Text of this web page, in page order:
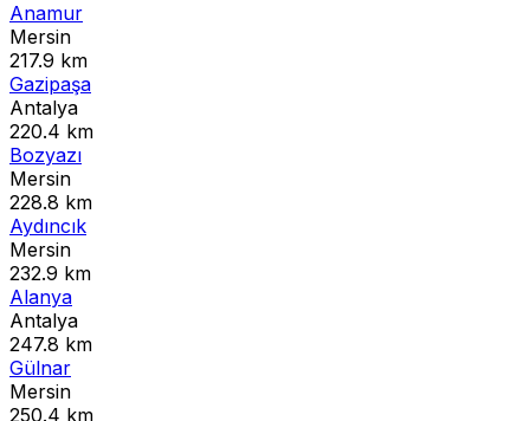
Anamur
Mersin
217.9 km
Gazipaşa
Antalya
220.4 km
Bozyazı
Mersin
228.8 km
Aydıncık
Mersin
232.9 km
Alanya
Antalya
247.8 km
Gülnar
Mersin
250.4 km